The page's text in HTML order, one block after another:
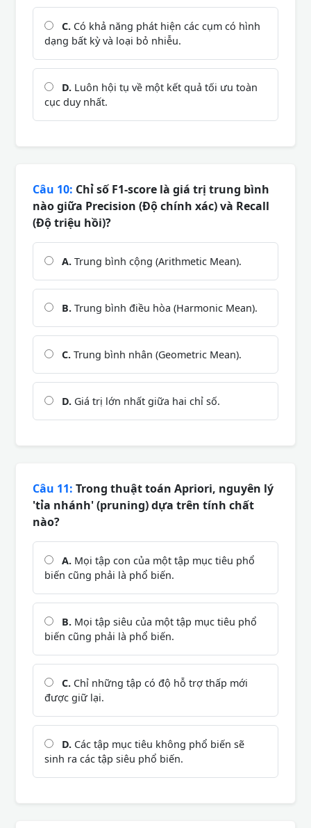
C. Có khả năng phát hiện các cụm có hình
dạng bất kỳ và loại bỏ nhiễu.
D. Luôn hội tụ về một kết quả tối ưu toàn
cục duy nhất.
Câu 10: Chỉ số F1-score là giá trị trung bình
nào giữa Precision (Độ chính xác) và Recall
(Độ triệu hồi)?
A. Trung bình cộng (Arithmetic Mean).
B. Trung bình điều hòa (Harmonic Mean).
C. Trung bình nhân (Geometric Mean).
D. Giá trị lớn nhất giữa hai chỉ số.
Câu 11: Trong thuật toán Apriori, nguyên lý
'tỉa nhánh' (pruning) dựa trên tính chất
nào?
A. Mọi tập con của một tập mục tiêu phổ
biến cũng phải là phổ biến.
B. Mọi tập siêu của một tập mục tiêu phổ
biến cũng phải là phổ biến.
C. Chỉ những tập có độ hỗ trợ thấp mới
được giữ lại.
D. Các tập mục tiêu không phổ biến sẽ
sinh ra các tập siêu phổ biến.